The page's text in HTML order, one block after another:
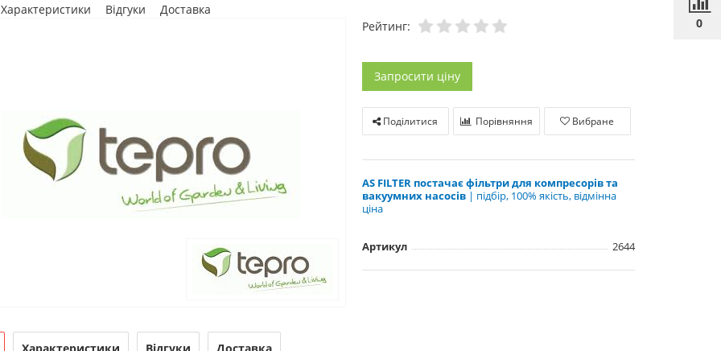
0
Характеристики Відгуки
Доставка
Рейтинг:
Запросити ціну
Поділитися Порівняння Вибране
AS FILTER постачає фільтри для компресорів та
вакуумних насосів| підбір, 100% якість, відмінна
ціна
Артикул 2644